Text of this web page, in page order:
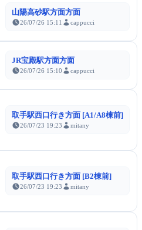
山陽高砂駅方面方面
26/07/26 15:11 cappucci
JR宝殿駅方面方面
26/07/26 15:10 cappucci
取手駅西口行き方面 [A1/A8棟前]
26/07/23 19:23 mitany
取手駅西口行き方面 [B2棟前]
26/07/23 19:23 mitany